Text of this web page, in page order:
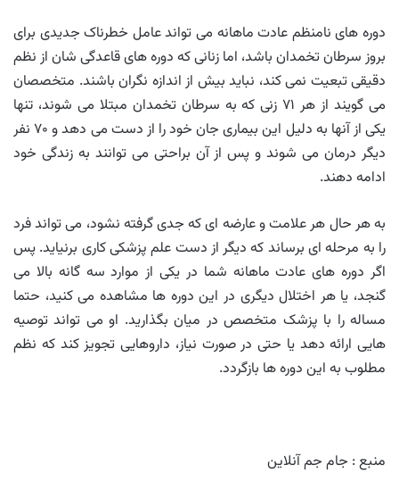
دوره های نامنظم عادت ماهانه می تواند عامل خطرناک جدیدی برای
بروز سرطان تخمدان باشد، اما زنانی که دوره های قاعدگی شان از نظم
دقیقی تبعیت نمی کند، نباید بیش از اندازه نگران باشند. متخصصان
می گویند از هر ۷۱ زنی که به سرطان تخمدان مبتلا می شوند، تنها
یکی از آنها به دلیل این بیماری جان خود را از دست می دهد و ۷۰ نفر
دیگر درمان می شوند و پس از آن براحتی می توانند به زندگی خود
ادامه دهند.
به هر حال هر علامت و عارضه ای که جدی گرفته نشود، می تواند فرد
را به مرحله ای برساند که دیگر از دست علم پزشکی کاری برنیاید. پس
اگر دوره های عادت ماهانه شما در یکی از موارد سه گانه بالا می
گنجد، یا هر اختلال دیگری در این دوره ها مشاهده می کنید، حتما
مساله را با پزشک متخصص در میان بگذارید. او می تواند توصیه
هایی ارائه دهد یا حتی در صورت نیاز، داروهایی تجویز کند که نظم
مطلوب به این دوره ها بازگردد.
منبع : جام جم آنلاین